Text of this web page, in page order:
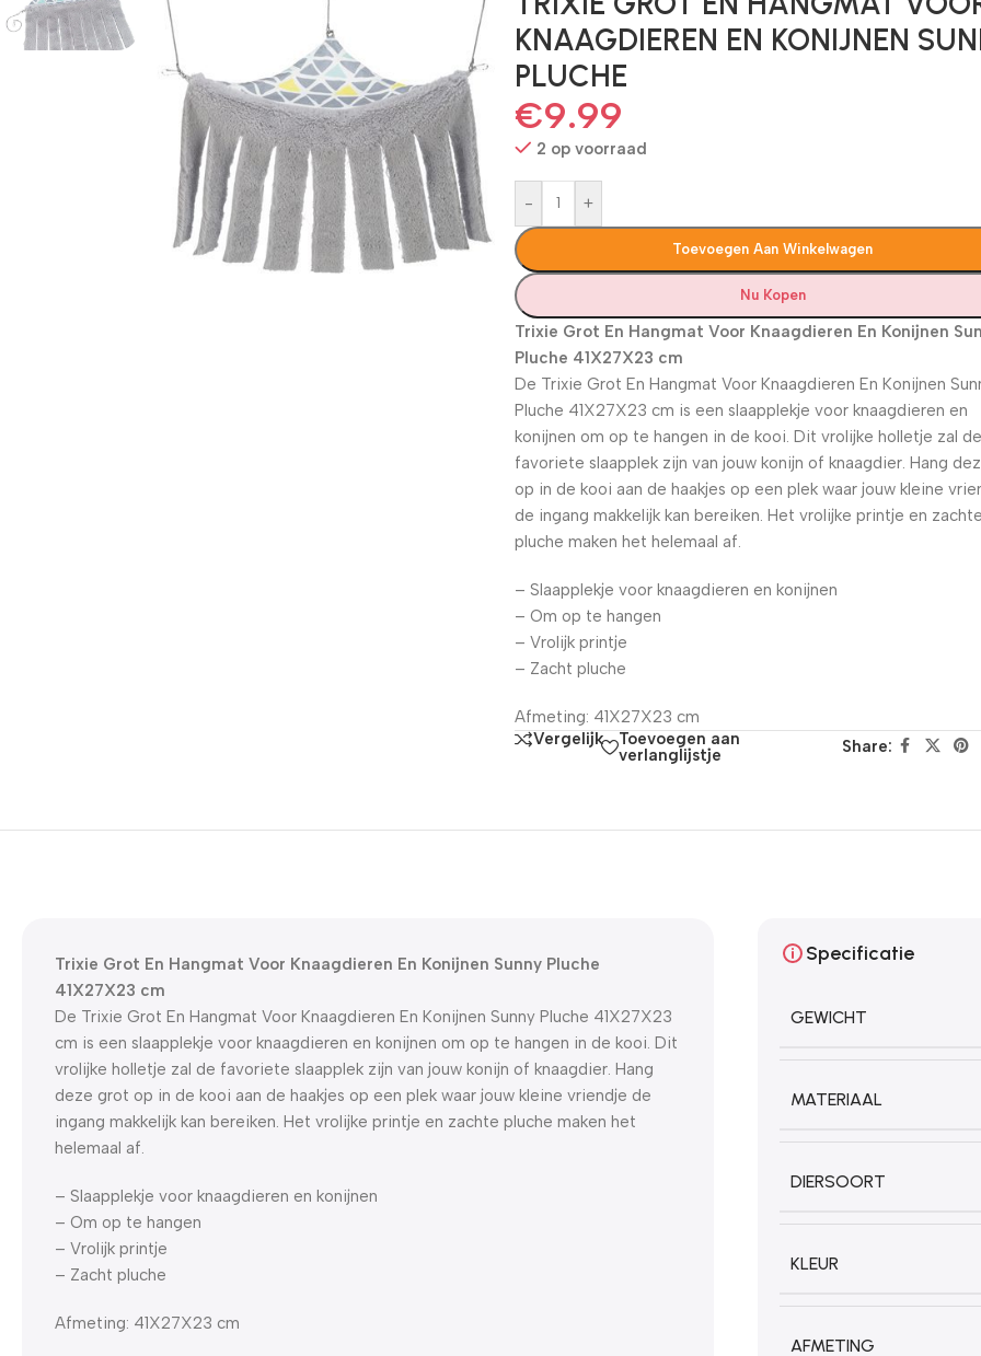
KNAAGDIEREN EN KONIJNEN
PLUCHE
€9.99
2 op voorraad
- +
Toevoegen Aan Winkelwagen
Nu Kopen
Trixie Grot En Hangmat Voor Knaagdieren En Konijnen
Pluche 41X27X23 cm
De Trixie Grot En Hangmat Voor Knaagdieren En Konijnen
Pluche 41X27X23 cm is een slaapplekje voor knaagdieren en
konijnen om op te hangen in de kooi. Dit vrolijke holletje zal de
favoriete slaapplek zijn van jouw konijn of knaagdier. Hang
op in de kooi aan de haakjes op een plek waar jouw kleine
de ingang makkelijk kan bereiken. Het vrolijke printje en zachte
pluche maken het helemaal af.
– Slaapplekje voor knaagdieren en konijnen
– Om op te hangen
– Vrolijk printje
– Zacht pluche
Afmeting: 41X27X23 cm
Vergelijk
Toevoegen aan
verlanglijstje
Share:
Trixie Grot En Hangmat Voor Knaagdieren En Konijnen Sunny Pluche
41X27X23 cm
De Trixie Grot En Hangmat Voor Knaagdieren En Konijnen Sunny Pluche 41X27X23
cm is een slaapplekje voor knaagdieren en konijnen om op te hangen in de kooi. Dit
vrolijke holletje zal de favoriete slaapplek zijn van jouw konijn of knaagdier. Hang
deze grot op in de kooi aan de haakjes op een plek waar jouw kleine vriendje de
ingang makkelijk kan bereiken. Het vrolijke printje en zachte pluche maken het
helemaal af.
– Slaapplekje voor knaagdieren en konijnen
– Om op te hangen
– Vrolijk printje
– Zacht pluche
Afmeting: 41X27X23 cm
Specificatie
GEWICHT
MATERIAAL
DIERSOORT
KLEUR
AFMETING